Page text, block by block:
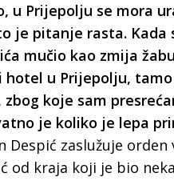
u Prijepolju se mora
je pitanje rasta.
mučio kao zmija
u Prijepolju,
koje sam
je koliko je lepa
Despić zaslužuje orden
od kraja koji je bio